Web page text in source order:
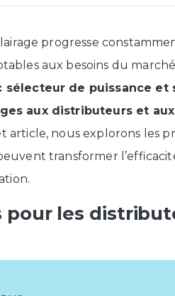
progresse
aux besoins du
sélecteur de puissance
aux distributeurs et
article, nous explorons les
transformer
pour les